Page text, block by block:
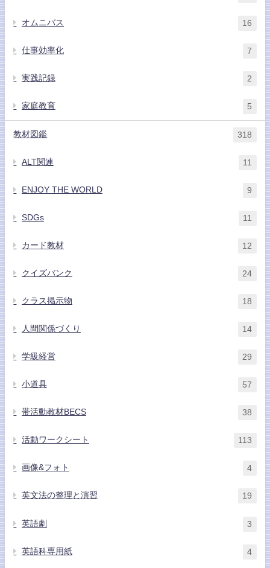
オムニバス 16
仕事効率化 7
実践記録 2
家庭教育 5
教材図鑑 318
ALT関連 11
ENJOY THE WORLD 9
SDGs 11
カード教材 12
クイズバンク 24
クラス掲示物 18
人間関係づくり 14
学級経営 29
小道具 57
帯活動教材BECS 38
活動ワークシート 113
画像&フォト 4
英文法の整理と演習 19
英語劇 3
英語科専用紙 4